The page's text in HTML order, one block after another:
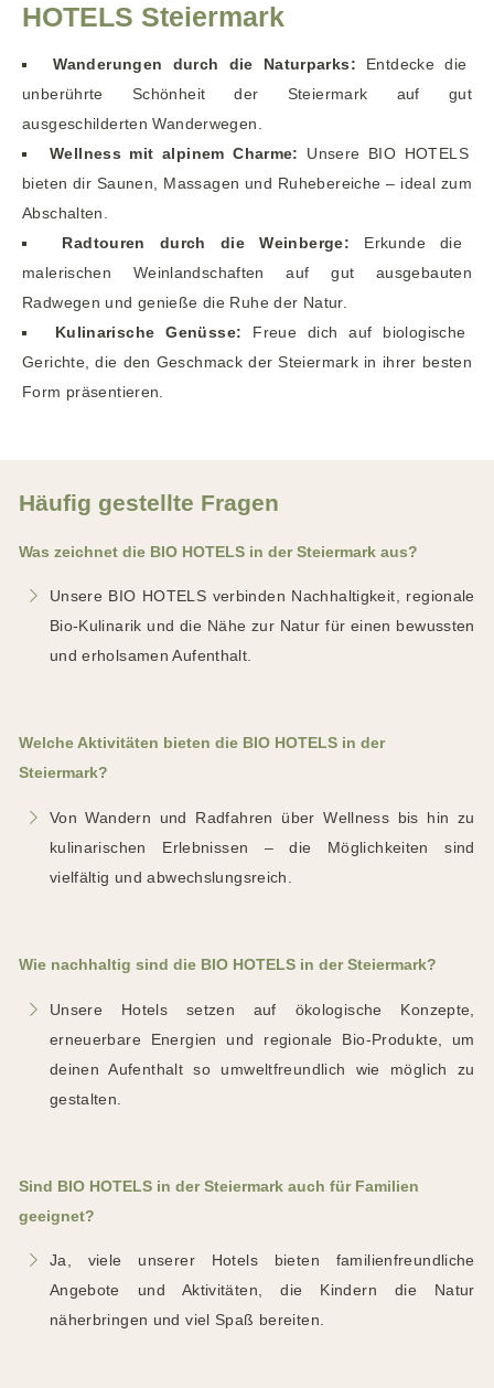
HOTELS Steiermark
Wanderungen durch die Naturparks:
Entdecke die
unberührte Schönheit der Steiermark auf gut
ausgeschilderten Wanderwegen.
Wellness mit alpinem Charme:
Unsere BIO HOTELS
bieten dir Saunen, Massagen und Ruhebereiche – ideal zum
Abschalten.
Radtouren durch die Weinberge: Erkunde die
malerischen Weinlandschaften auf gut ausgebauten
Radwegen und genieße die Ruhe der Natur.
Kulinarische Genüsse: Freue dich auf biologische
Gerichte, die den Geschmack der Steiermark in ihrer besten
Form präsentieren.
Häufig gestellte Fragen
Was zeichnet die BIO HOTELS in der Steiermark aus?
Unsere BIO HOTELS verbinden Nachhaltigkeit, regionale
Bio-Kulinarik und die Nähe zur Natur für einen bewussten
und erholsamen Aufenthalt.
Welche Aktivitäten bieten die BIO HOTELS in der
Steiermark?
Von Wandern und Radfahren über Wellness bis hin zu
kulinarischen Erlebnissen – die Möglichkeiten sind
vielfältig und abwechslungsreich.
Wie nachhaltig sind die BIO HOTELS in der Steiermark?
Unsere Hotels setzen auf ökologische Konzepte,
erneuerbare Energien und regionale Bio-Produkte, um
deinen Aufenthalt so umweltfreundlich wie möglich zu
gestalten.
Sind BIO HOTELS in der Steiermark auch für Familien
geeignet?
Ja, viele unserer Hotels bieten familienfreundliche
Angebote und Aktivitäten, die Kindern die Natur
näherbringen und viel Spaß bereiten.